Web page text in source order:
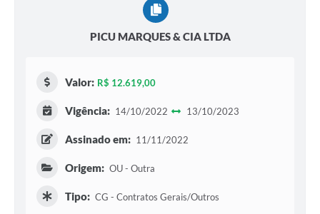
PICU MARQUES & CIA LTDA
Valor: R$ 12.619,00
Vigência: 14/10/2022 13/10/2023
Assinado em: 11/11/2022
Origem: OU - Outra
Tipo: CG - Contratos Gerais/Outros